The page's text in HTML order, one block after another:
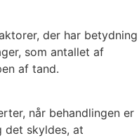
der har betydning
som antallet af
af tand.
når behandlingen er
det skyldes, at